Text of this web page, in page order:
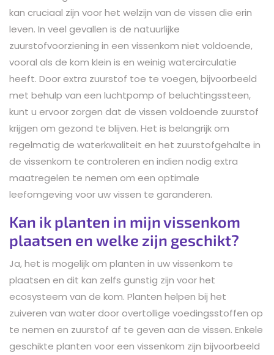
kan cruciaal zijn voor het welzijn van de vissen die erin
leven. In veel gevallen is de natuurlijke
zuurstofvoorziening in een vissenkom niet voldoende,
vooral als de kom klein is en weinig watercirculatie
heeft. Door extra zuurstof toe te voegen, bijvoorbeeld
met behulp van een luchtpomp of beluchtingssteen,
kunt u ervoor zorgen dat de vissen voldoende zuurstof
krijgen om gezond te blijven. Het is belangrijk om
regelmatig de waterkwaliteit en het zuurstofgehalte in
de vissenkom te controleren en indien nodig extra
maatregelen te nemen om een optimale
leefomgeving voor uw vissen te garanderen.
Kan ik planten in mijn vissenkom
plaatsen en welke zijn geschikt?
Ja, het is mogelijk om planten in uw vissenkom te
plaatsen en dit kan zelfs gunstig zijn voor het
ecosysteem van de kom. Planten helpen bij het
zuiveren van water door overtollige voedingsstoffen op
te nemen en zuurstof af te geven aan de vissen. Enkele
geschikte planten voor een vissenkom zijn bijvoorbeeld